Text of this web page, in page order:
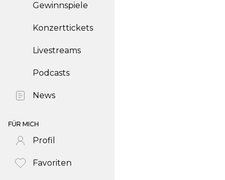
Gewinnspiele
Konzerttickets
Livestreams
Podcasts
News
FÜR MICH
Profil
Favoriten